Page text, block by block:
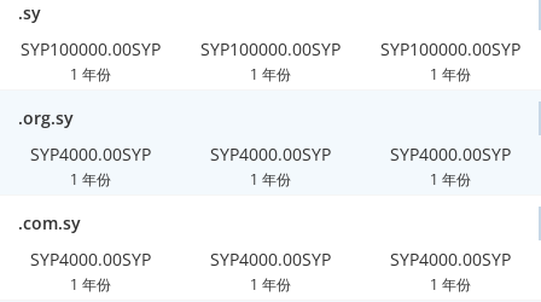
.sy
SYP100000.00SYP
1 年份
SYP100000.00SYP
1 年份
SYP100000.00SYP
1 年份
.org.sy
SYP4000.00SYP
1 年份
SYP4000.00SYP
1 年份
SYP4000.00SYP
1 年份
.com.sy
SYP4000.00SYP
1 年份
SYP4000.00SYP
1 年份
SYP4000.00SYP
1 年份